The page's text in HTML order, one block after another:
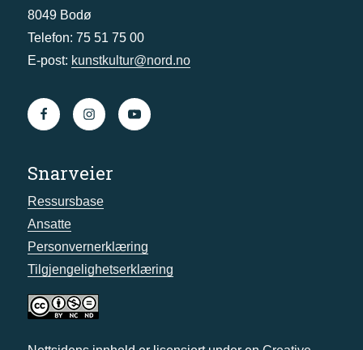
8049 Bodø
Telefon: 75 51 75 00
E-post: kunstkultur@nord.no
Snarveier
Ressursbase
Ansatte
Personvernerklæring
Tilgjengelighetserklæring